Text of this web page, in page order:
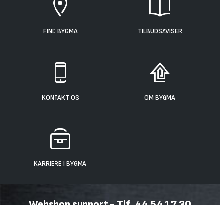
FIND BYGMA TILBUDSAVISER
KONTAKT OS OM BYGMA
KARRIERE I BYGMA